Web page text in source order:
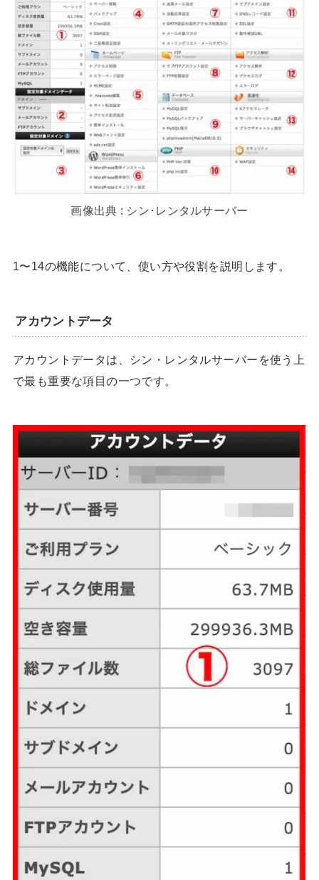
画像出典 : シン･レンタルサーバー
1〜14の機能について、使い方や役割を説明します。
アカウントデータ
アカウントデータは、シン・レンタルサーバーを使う上
で最も重要な項目の一つです。